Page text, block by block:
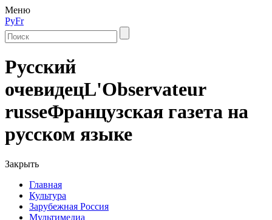
Меню
РуFr
Русский
очевидецL'Observateur
russeФранцузская газета на
русском языке
Закрыть
Главная
Культура
Зарубежная Россия
Мультимедиа